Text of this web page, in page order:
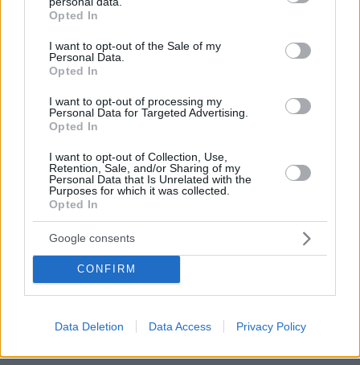
grant or deny consent to Google and its third-party tags to
use your data for below specified purposes in below Google
consent section.
Opted In
I want to opt-out of the Sale of my
Personal Data.
Opted In
I want to opt-out of processing my
Personal Data for Targeted Advertising.
Opted In
I want to opt-out of Collection, Use,
Retention, Sale, and/or Sharing of my
Personal Data that Is Unrelated with the
Purposes for which it was collected.
Opted In
Google consents
CONFIRM
Data Deletion Data Access Privacy Policy